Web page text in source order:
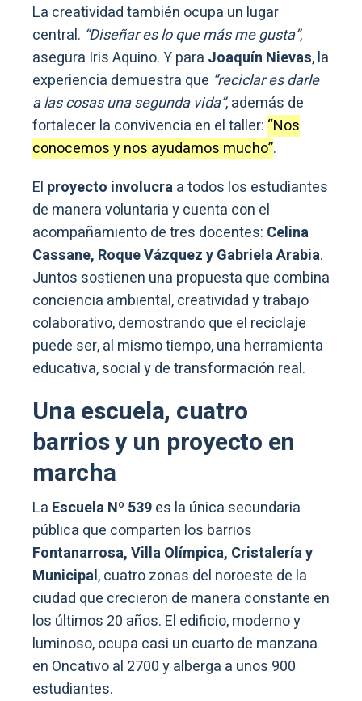
La creatividad también ocupa un lugar
central. “Diseñar es lo que más me gusta”,
asegura Iris Aquino. Y para Joaquín Nievas, la
experiencia demuestra que “reciclar es darle
a las cosas una segunda vida”, además de
fortalecer la convivencia en el taller: “Nos
conocemos y nos ayudamos mucho”.
El proyecto involucraa todos los estudiantes
de manera voluntaria y cuenta con el
acompañamiento de tres docentes: Celina
Cassane, Roque Vázquez y Gabriela Arabia.
Juntos sostienen una propuesta que combina
conciencia ambiental, creatividad y trabajo
colaborativo, demostrando que el reciclaje
puede ser, al mismo tiempo, una herramienta
educativa, social y de transformación real.
Una escuela, cuatro
barrios y un proyecto en
marcha
La Escuela Nº 539es la única secundaria
pública que comparten los barrios
Fontanarrosa, Villa Olímpica, Cristalería y
Municipal, cuatro zonas del noroeste de la
ciudad que crecieron de manera constante en
los últimos 20 años. El edificio, moderno y
luminoso, ocupa casi un cuarto de manzana
en Oncativo al 2700 y alberga a unos 900
estudiantes.